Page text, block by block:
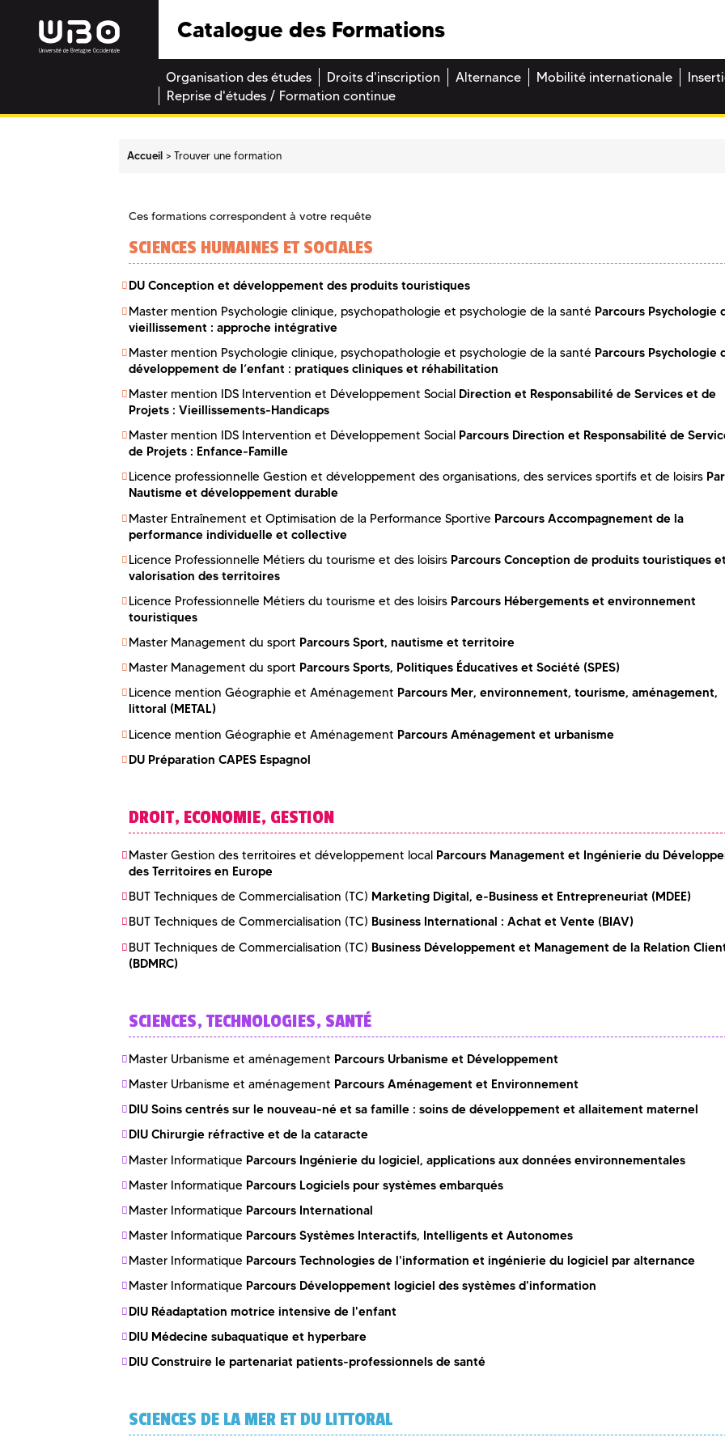
Catalogue des Formations
Organisation des études Droits d'inscription Alternance Mobilité internationale
Reprise d'études / Formation continue
Accueil Trouver une formation
Ces formations correspondent à votre requête
SCIENCES HUMAINES ET SOCIALES
DU Conception et développement des produits touristiques
Master mention Psychologie clinique, psychopathologie et psychologie de la santé Parcours Psychologie
vieillissement : approche intégrative
Master mention Psychologie clinique, psychopathologie et psychologie de la santé Parcours Psychologie
développement de l’enfant : pratiques cliniques et réhabilitation
Master mention IDS Intervention et Développement Social Direction et Responsabilité de Services et de
Projets : Vieillissements-Handicaps
Master mention IDS Intervention et Développement Social Parcours Direction et Responsabilité de
de Projets : Enfance-Famille
Licence professionnelle Gestion et développement des organisations, des services sportifs et de loisirs
Nautisme et développement durable
Master Entraînement et Optimisation de la Performance Sportive Parcours Accompagnement de la
performance individuelle et collective
Licence Professionnelle Métiers du tourisme et des loisirs Parcours Conception de produits touristiques et
valorisation des territoires
Licence Professionnelle Métiers du tourisme et des loisirs Parcours Hébergements et environnement
touristiques
Master Management du sport Parcours Sport, nautisme et territoire
Master Management du sport Parcours Sports, Politiques Éducatives et Société (SPES)
Licence mention Géographie et Aménagement Parcours Mer, environnement, tourisme, aménagement,
littoral (METAL)
Licence mention Géographie et Aménagement Parcours Aménagement et urbanisme
DU Préparation CAPES Espagnol
DROIT, ECONOMIE, GESTION
Master Gestion des territoires et développement local Parcours Management et Ingénierie du
des Territoires en Europe
BUT Techniques de Commercialisation (TC) Marketing Digital, e-Business et Entrepreneuriat (MDEE)
BUT Techniques de Commercialisation (TC) Business International : Achat et Vente (BIAV)
BUT Techniques de Commercialisation (TC) Business Développement et Management de la Relation
(BDMRC)
SCIENCES, TECHNOLOGIES, SANTÉ
Master Urbanisme et aménagement Parcours Urbanisme et Développement
Master Urbanisme et aménagement Parcours Aménagement et Environnement
DIU Soins centrés sur le nouveau-né et sa famille : soins de développement et allaitement maternel
DIU Chirurgie réfractive et de la cataracte
Master Informatique Parcours Ingénierie du logiciel, applications aux données environnementales
Master Informatique Parcours Logiciels pour systèmes embarqués
Master Informatique Parcours International
Master Informatique Parcours Systèmes Interactifs, Intelligents et Autonomes
Master Informatique Parcours Technologies de l'information et ingénierie du logiciel par alternance
Master Informatique Parcours Développement logiciel des systèmes d'information
DIU Réadaptation motrice intensive de l'enfant
DIU Médecine subaquatique et hyperbare
DIU Construire le partenariat patients-professionnels de santé
SCIENCES DE LA MER ET DU LITTORAL